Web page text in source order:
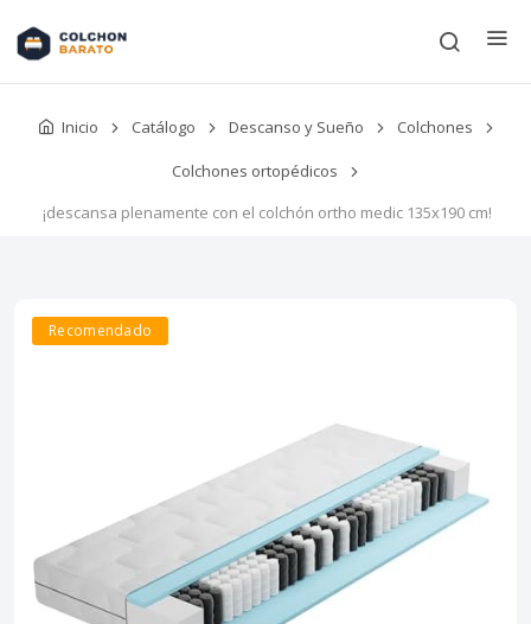
Inicio Catálogo Descanso y Sueño Colchones
Colchones ortopédicos
¡descansa plenamente con el colchón ortho medic 135x190 cm!
Recomendado